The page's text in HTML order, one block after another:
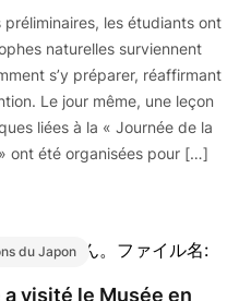
les étudiants ont
naturelles surviennent
s’y préparer, réaffirmant
Le jour même, une leçon
liées à la « Journée de la
ont été organisées pour […]
du Japon
visité le Musée en